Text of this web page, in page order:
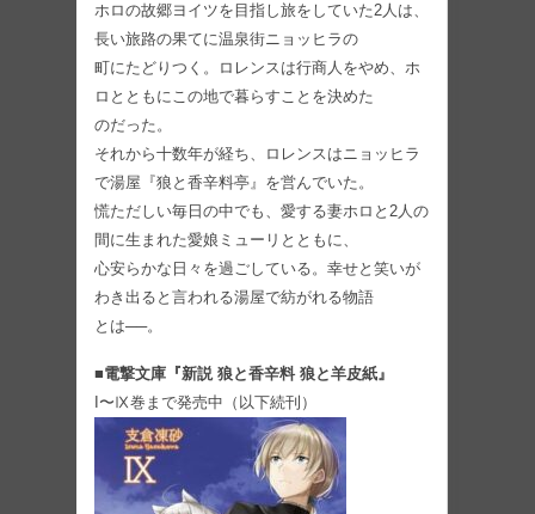
ホロの故郷ヨイツを目指し旅をしていた2人は、
⻑い旅路の果てに温泉街ニョッヒラの
町にたどりつく。ロレンスは行商人をやめ、ホ
ロとともにこの地で暮らすことを決めた
のだった。
それから十数年が経ち、ロレンスはニョッヒラ
で湯屋『狼と香辛料亭』を営んでいた。
慌ただしい毎日の中でも、愛する妻ホロと2人の
間に生まれた愛娘ミューリとともに、
心安らかな日々を過ごしている。幸せと笑いが
わき出ると言われる湯屋で紡がれる物語
とは──。
■電撃文庫『新説 狼と香辛料 狼と羊皮紙』
I〜Ⅸ巻まで発売中（以下続刊）